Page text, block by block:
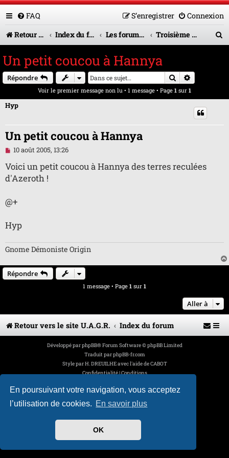
En poursuivant votre navigation, vous acceptez
l’utilisation de cookies. En savoir plus
OK
FAQ Connexion
S’enregistrer
Retour vers le site U.A.G.R.
Index du forum Les forums en service Troisième mi-temps
e
Un petit coucou à Hannya
Répondre Rechercher
Voir le premier message non lu • 1 message • Page 1 sur 1
Hyp
Un petit coucou à Hannya
M
s
s
a
n
l
u
10 août 2005, 13:26
Voici un petit coucou à Hannya des terres reculées
d'Azeroth !
@+
Hyp
Gnome Démoniste Origin
Répondre
1 message • Page 1 sur 1
Aller à
Retour vers le site U.A.G.R. Index du forum
Développé parphpBB® Forum Software © phpBB Limited
Traduit parphpBB-fr.com
Style parH. DREUILHE avec l'aide de CABOT
Confidentialité|Conditions